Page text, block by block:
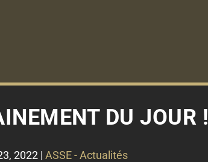
DU JOUR !
2022 | ASSE - Actualités